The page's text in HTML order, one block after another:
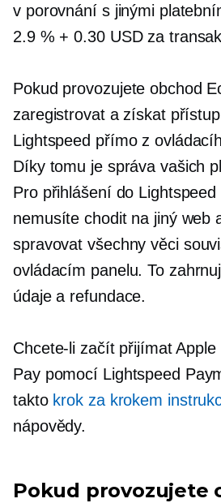
v porovnání s jinými
2.9 % + 0.30 USD za
Pokud provozujete obchod
zaregistrovat a získat
Lightspeed přímo z
Díky tomu je správa vašich
Pro přihlášení do
nemusíte chodit na jiný web
spravovat všechny věci
ovládacím panelu. To
údaje a refundace.
Chcete-li začít přijímat
Pay pomocí Lightspeed
takto krok za krokem
nápovědy.
Pokud provozujete